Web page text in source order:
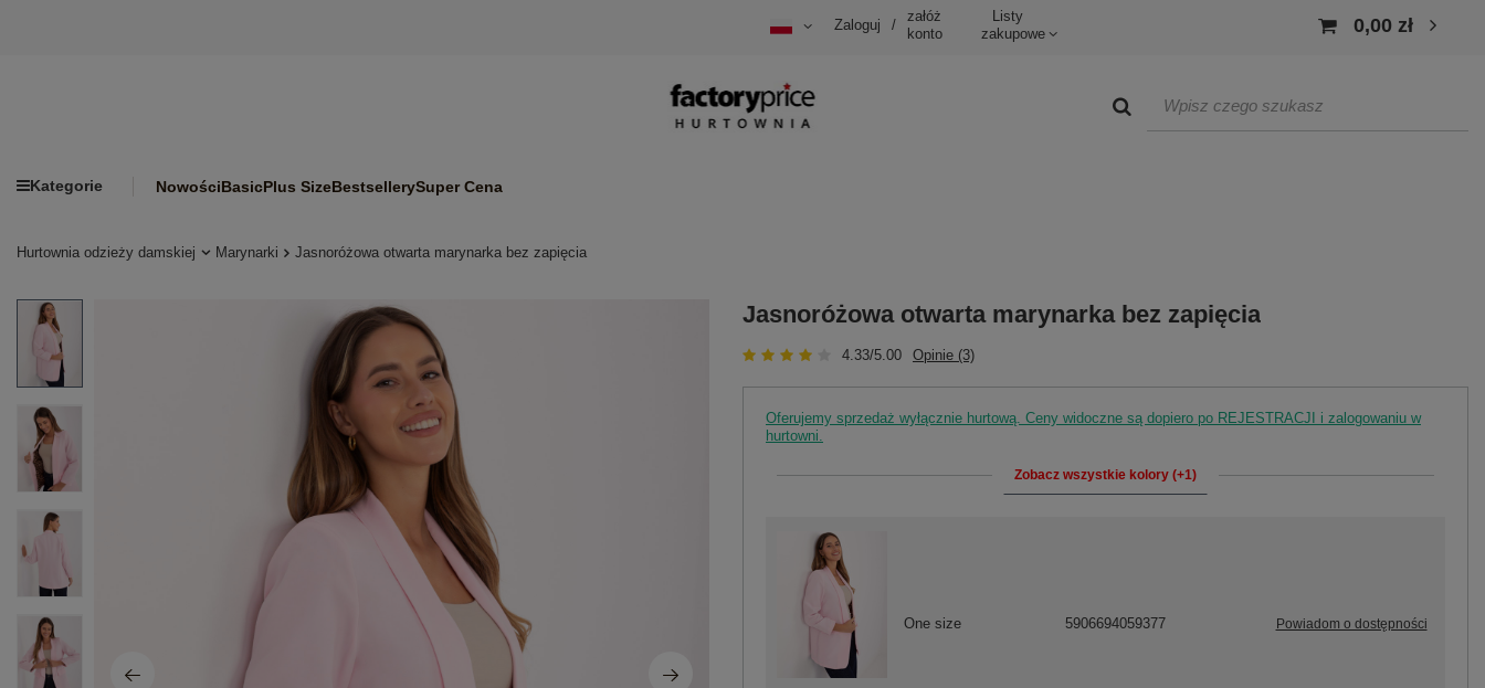
Zaloguj /
załóż
konto
Listy
zakupowe
0,00 zł
Kategorie NowościBasicPlus SizeBestsellerySuper Cena
Hurtownia odzieży damskiej Marynarki Jasnoróżowa otwarta marynarka bez zapięcia
Jasnoróżowa otwarta marynarka bez zapięcia
4.33/5.00 Opinie (3)
Oferujemy sprzedaż wyłącznie hurtową. Ceny widoczne są dopiero po REJESTRACJI i zalogowaniu w
hurtowni.
Zobacz wszystkie kolory (+1)
One size 5906694059377 Powiadom o dostępności